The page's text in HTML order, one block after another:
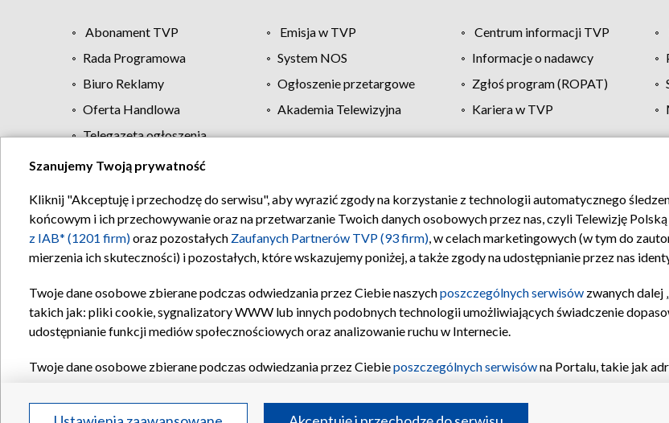
Abonament TVP Emisja w TVP Centrum informacji TVP
Rada Programowa
System NOS Informacje o nadawcy
Biuro Reklamy
Ogłoszenie przetargowe Zgłoś program (ROPAT)
Oferta Handlowa
Akademia Telewizyjna Kariera w TVP
Telegazeta ogłoszenia
Regulamin TVP Polityka prywatności Moje zgody Pomoc
Szanujemy Twoją prywatność
Kliknij "Akceptuję i przechodzę do serwisu", aby wyrazić zgody na korzystanie z technologii automatycznego
końcowym i ich przechowywanie oraz na przetwarzanie Twoich danych osobowych przez nas, czyli Telewizję
z IAB* (1201 firm)oraz pozostałych Zaufanych Partnerów TVP (93 firm), w celach marketingowych (w tym do
mierzenia ich skuteczności) i pozostałych, które wskazujemy poniżej, a także zgody na udostępnianie przez nas
Twoje dane osobowe zbierane podczas odwiedzania przez Ciebie naszychposzczególnych serwisów zwanych dalej
takich jak: pliki cookie, sygnalizatory WWW lub innych podobnych technologii umożliwiających świadczenie
udostępnianie funkcji mediów społecznościowych oraz analizowanie ruchu w Internecie.
Twoje dane osobowe zbierane podczas odwiedzania przez Ciebieposzczególnych serwisówna Portalu, takie jak
Partnerów TVPdla realizacji następujących celów i funkcji: przechowywania informacji na urządzeniu lub dostęp